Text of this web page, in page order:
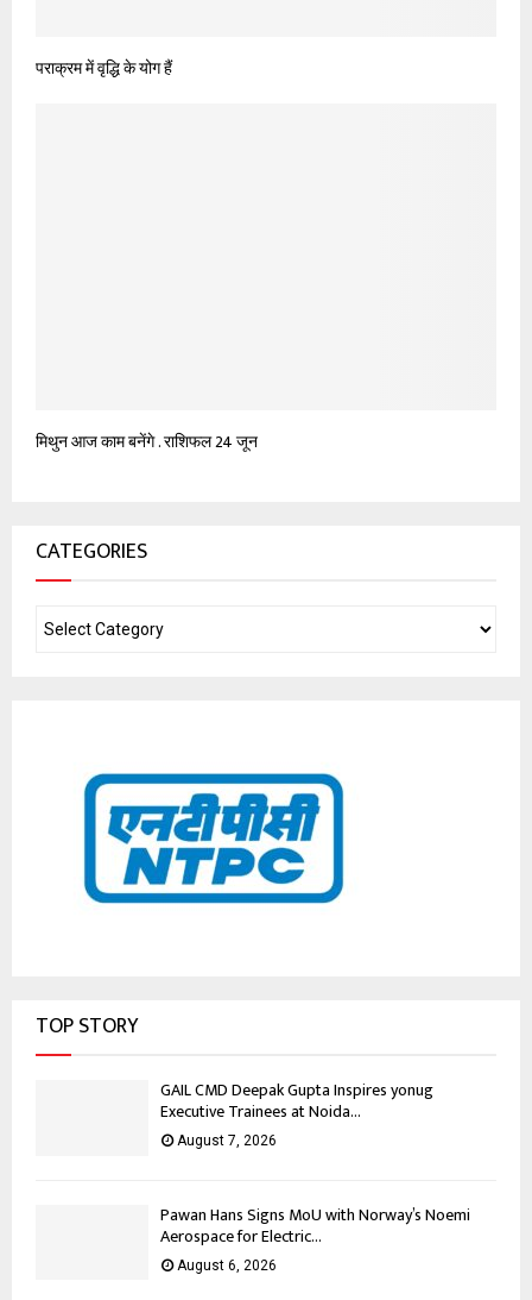
पराक्रम में वृद्धि के योग हैं
मिथुन आज काम बनेंगे . राशिफल 24 जून
CATEGORIES
TOP STORY
GAIL CMD Deepak Gupta Inspires yonug
Executive Trainees at Noida...
August 7, 2026
Pawan Hans Signs MoU with Norway’s Noemi
Aerospace for Electric...
August 6, 2026